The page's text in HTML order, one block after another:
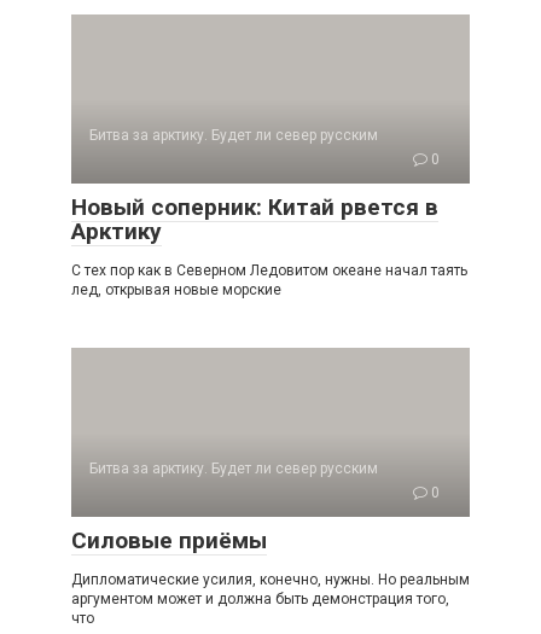
Битва за арктику. Будет ли север русским
0
Новый соперник: Китай рвется в
Арктику
С тех пор как в Северном Ледовитом океане начал таять
лед, открывая новые морские
Битва за арктику. Будет ли север русским
0
Силовые приёмы
Дипломатические усилия, конечно, нужны. Но реальным
аргументом может и должна быть демонстрация того,
что